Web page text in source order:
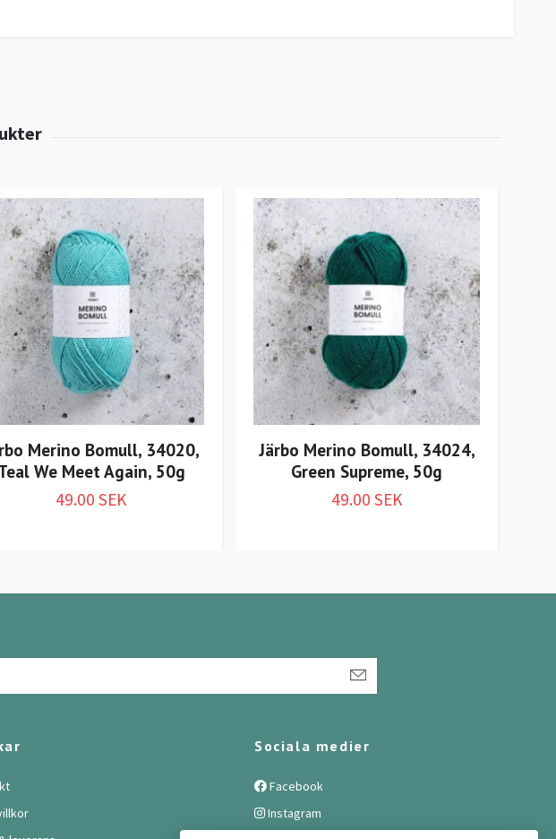
Merino Bomull, 34020,
We Meet Again, 50g
49.00 SEK
Järbo Merino Bomull, 34024,
Green Supreme, 50g
49.00 SEK
Sociala medier
Facebook
Instagram